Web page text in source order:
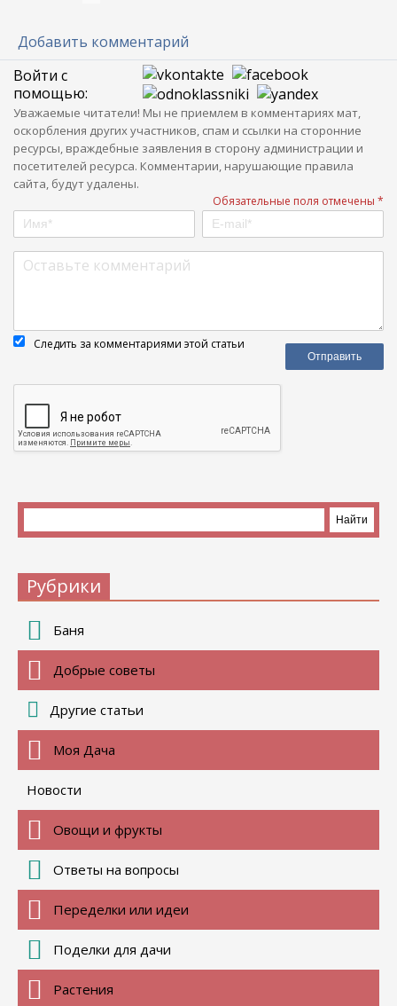
Добавить комментарий
Войти с
помощью:
Уважаемые читатели! Мы не приемлем в комментариях мат,
оскорбления других участников, спам и ссылки на сторонние
ресурсы, враждебные заявления в сторону администрации и
посетителей ресурса. Комментарии, нарушающие правила
сайта, будут удалены.
Обязательные поля отмечены *
Следить за комментариями этой статьи
Рубрики
Баня
Добрые советы
Другие статьи
Моя Дача
Новости
Овощи и фрукты
Ответы на вопросы
Переделки или идеи
Поделки для дачи
Растения